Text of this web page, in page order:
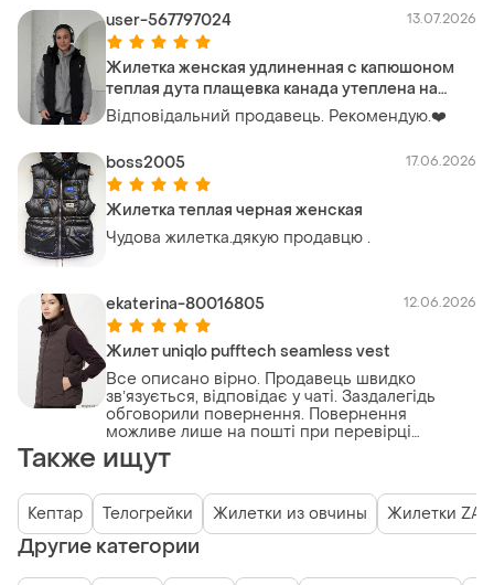
user-567797024
13.07.2026
Жилетка женская удлиненная с капюшоном
теплая дута плащевка канада утеплена на
осень демисезон синтепон 200 длинная
черная бежевая шоколад барби
Відповідальний продавець. Рекомендую.❤️
boss2005 17.06.2026
Жилетка теплая черная женская
Чудова жилетка.дякую продавцю .
ekaterina-80016805 12.06.2026
Жилет uniqlo pufftech seamless vest
Все описано вірно. Продавець швидко
звʼязується, відповідає у чаті. Заздалегідь
обговорили повернення. Повернення
можливе лише на пошті при перевірці
посилки, але не знадобилося.
Также ищут
Кептар Телогрейки Жилетки из овчины Жилетки
Другие категории